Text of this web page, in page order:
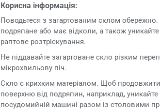
Корисна інформація:
Поводьтеся з загартованим склом
подряпане або має відколи, а також
раптове розтріскування.
Не піддавайте загартоване скло різким
мікрохвильову піч.
Скло є крихким матеріалом. Щоб продовжити
поверхню від подряпин, наприклад,
посудомийній машині разом із столовими